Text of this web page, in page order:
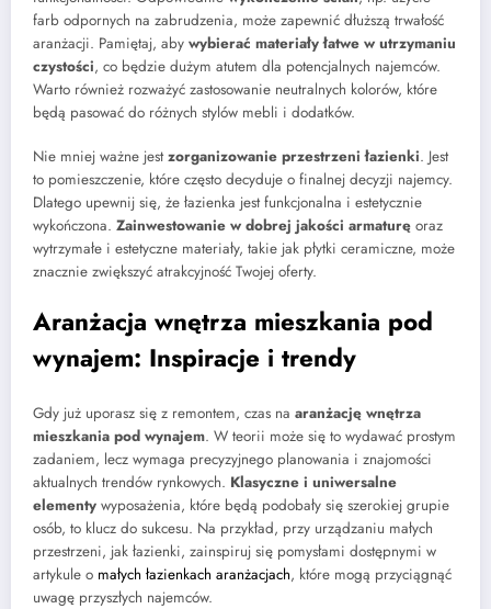
farb odpornych na zabrudzenia, może zapewnić dłuższą trwałość
aranżacji. Pamiętaj, aby wybierać materiały łatwe w utrzymaniu
czystości, co będzie dużym atutem dla potencjalnych najemców.
Warto również rozważyć zastosowanie neutralnych kolorów, które
będą pasować do różnych stylów mebli i dodatków.
Nie mniej ważne jestzorganizowanie przestrzeni łazienki. Jest
to pomieszczenie, które często decyduje o finalnej decyzji najemcy.
Dlatego upewnij się, że łazienka jest funkcjonalna i estetycznie
wykończona. Zainwestowanie w dobrej jakości armaturę oraz
wytrzymałe i estetyczne materiały, takie jak płytki ceramiczne, może
znacznie zwiększyć atrakcyjność Twojej oferty.
Aranżacja wnętrza mieszkania pod
wynajem: Inspiracje i trendy
Gdy już uporasz się z remontem, czas na aranżację wnętrza
mieszkania pod wynajem. W teorii może się to wydawać prostym
zadaniem, lecz wymaga precyzyjnego planowania i znajomości
aktualnych trendów rynkowych. Klasyczne i uniwersalne
elementy wyposażenia, które będą podobały się szerokiej grupie
osób, to klucz do sukcesu. Na przykład, przy urządzaniu małych
przestrzeni, jak łazienki, zainspiruj się pomysłami dostępnymi w
artykule o małych łazienkach aranżacjach, które mogą przyciągnąć
uwagę przyszłych najemców.